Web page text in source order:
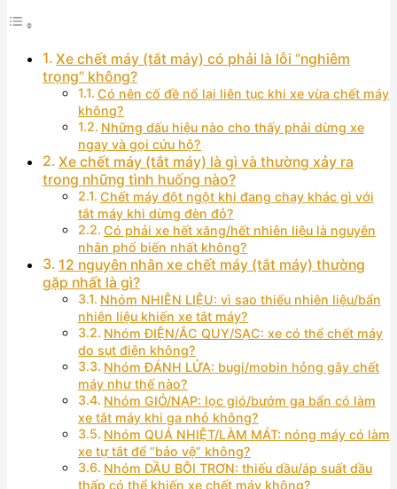
Xe chết máy (tắt máy) có phải là lỗi “nghiêm
trọng” không?
Có nên cố đề nổ lại liên tục khi xe vừa chết máy
không?
Những dấu hiệu nào cho thấy phải dừng xe
ngay và gọi cứu hộ?
Xe chết máy (tắt máy) là gì và thường xảy ra
trong những tình huống nào?
Chết máy đột ngột khi đang chạy khác gì với
tắt máy khi dừng đèn đỏ?
Có phải xe hết xăng/hết nhiên liệu là nguyên
nhân phổ biến nhất không?
12 nguyên nhân xe chết máy (tắt máy) thường
gặp nhất là gì?
Nhóm NHIÊN LIỆU: vì sao thiếu nhiên liệu/bẩn
nhiên liệu khiến xe tắt máy?
Nhóm ĐIỆN/ẮC QUY/SẠC: xe có thể chết máy
do sụt điện không?
Nhóm ĐÁNH LỬA: bugi/mobin hỏng gây chết
máy như thế nào?
Nhóm GIÓ/NẠP: lọc gió/bướm ga bẩn có làm
xe tắt máy khi ga nhỏ không?
Nhóm QUÁ NHIỆT/LÀM MÁT: nóng máy có làm
xe tự tắt để “bảo vệ” không?
Nhóm DẦU BÔI TRƠN: thiếu dầu/áp suất dầu
thấp có thể khiến xe chết máy không?